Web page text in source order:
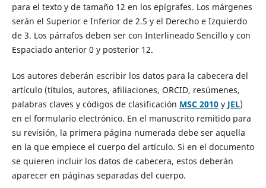
para el texto y de tamaño 12 en los epígrafes. Los márgenes
serán el Superior e Inferior de 2.5 y el Derecho e Izquierdo
de 3. Los párrafos deben ser con Interlineado Sencillo y con
Espaciado anterior 0 y posterior 12.
Los autores deberán escribir los datos para la cabecera del
artículo (títulos, autores, afiliaciones, ORCID, resúmenes,
palabras claves y códigos de clasificación MSC 2010y JEL)
en el formulario electrónico. En el manuscrito remitido para
su revisión, la primera página numerada debe ser aquella
en la que empiece el cuerpo del artículo. Si en el documento
se quieren incluir los datos de cabecera, estos deberán
aparecer en páginas separadas del cuerpo.